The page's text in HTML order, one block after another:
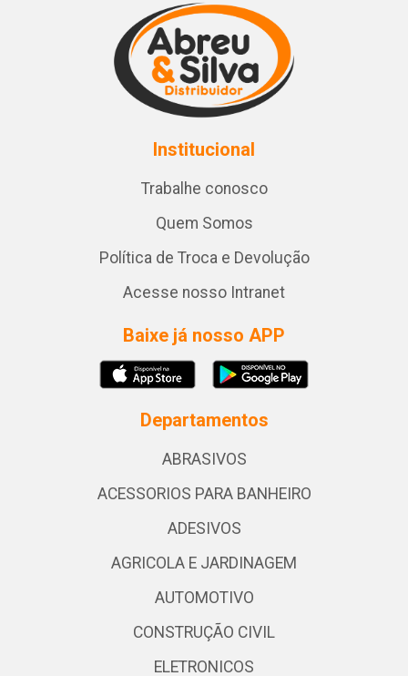
Institucional
Trabalhe conosco
Quem Somos
Política de Troca e Devolução
Acesse nosso Intranet
Baixe já nosso APP
Departamentos
ABRASIVOS
ACESSORIOS PARA BANHEIRO
ADESIVOS
AGRICOLA E JARDINAGEM
AUTOMOTIVO
CONSTRUÇÃO CIVIL
ELETRONICOS